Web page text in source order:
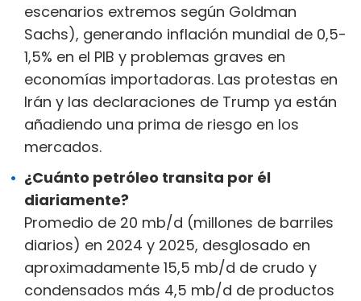
escenarios extremos según Goldman
Sachs), generando inflación mundial de 0,5-
1,5% en el PIB y problemas graves en
economías importadoras. Las protestas en
Irán y las declaraciones de Trump ya están
añadiendo una prima de riesgo en los
mercados.
¿Cuánto petróleo transita por él
diariamente?
Promedio de 20 mb/d (millones de barriles
diarios) en 2024 y 2025, desglosado en
aproximadamente 15,5 mb/d de crudo y
condensados más 4,5 mb/d de productos